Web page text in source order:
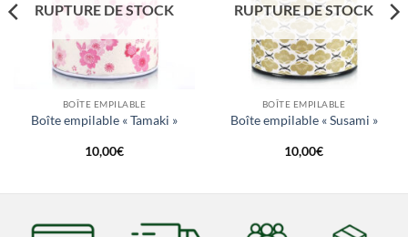
RUPTURE DE STOCK
BOÎTE EMPILABLE
Boîte empilable « Tamaki »
10,00€
RUPTURE DE STOCK
BOÎTE EMPILABLE
Boîte empilable « Susami »
10,00€